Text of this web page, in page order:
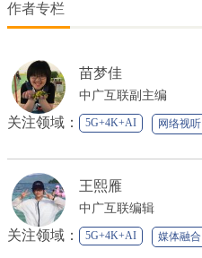
作者专栏
苗梦佳
中广互联副主编
关注领域： 5G+4K+AI 网络视听
媒体融合
王熙雁
中广互联编辑
关注领域： 5G+4K+AI 媒体融合